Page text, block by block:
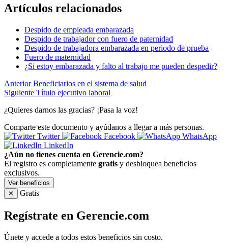
Artículos relacionados
Despido de empleada embarazada
Despido de trabajador con fuero de paternidad
Despido de trabajadora embarazada en periodo de prueba
Fuero de maternidad
¿Si estoy embarazada y falto al trabajo me pueden despedir?
Anterior Beneficiarios en el sistema de salud
Siguiente Título ejecutivo laboral
¿Quieres darnos las gracias? ¡Pasa la voz!
Comparte este documento y ayúdanos a llegar a más personas.
Twitter
Facebook
WhatsApp
LinkedIn
¿Aún no tienes cuenta en Gerencie.com?
El registro es completamente gratis y desbloquea beneficios
exclusivos.
Ver beneficios
✕
Gratis
Regístrate en Gerencie.com
Únete y accede a todos estos beneficios sin costo.